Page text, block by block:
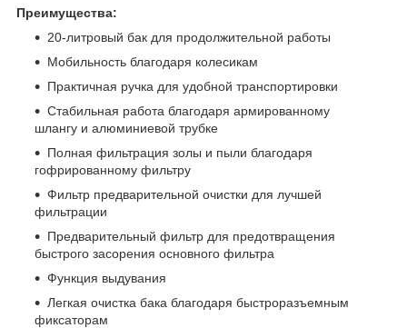
Преимущества:
20-литровый бак для продолжительной работы
Мобильность благодаря колесикам
Практичная ручка для удобной транспортировки
Стабильная работа благодаря армированному
шлангу и алюминиевой трубке
Полная фильтрация золы и пыли благодаря
гофрированному фильтру
Фильтр предварительной очистки для лучшей
фильтрации
Предварительный фильтр для предотвращения
быстрого засорения основного фильтра
Функция выдувания
Легкая очистка бака благодаря быстроразъемным
фиксаторам